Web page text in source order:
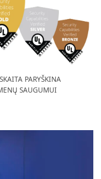
PARYŠKINA
SAUGUMUI